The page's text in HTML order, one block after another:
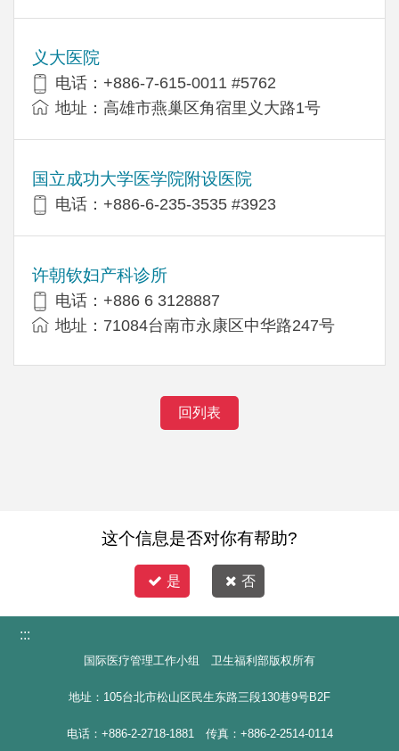
义大医院
电话：+886-7-615-0011 #5762
地址：高雄市燕巢区角宿里义大路1号
国立成功大学医学院附设医院
电话：+886-6-235-3535 #3923
许朝钦妇产科诊所
电话：+886 6 3128887
地址：71084台南市永康区中华路247号
回列表
这个信息是否对你有帮助?
是 否
:::
国际医疗管理工作小组 卫生福利部版权所有
地址：105台北市松山区民生东路三段130巷9号B2F
电话：+886-2-2718-1881 传真：+886-2-2514-0114